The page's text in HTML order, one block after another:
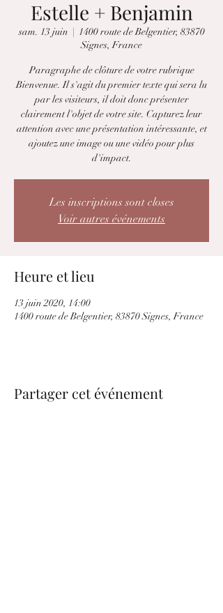
Estelle + Benjamin
sam. 13 juin
  |
1400 route de Belgentier, 83870
Signes, France
Paragraphe de clôture de votre rubrique
Bienvenue. Il s'agit du premier texte qui sera lu
par les visiteurs, il doit donc présenter
clairement l'objet de votre site. Capturez leur
attention avec une présentation intéressante, et
ajoutez une image ou une vidéo pour plus
d'impact.
Les inscriptions sont closes
Voir autres événements
Heure et lieu
13 juin 2020, 14:00
1400 route de Belgentier, 83870 Signes, France
Partager cet événement